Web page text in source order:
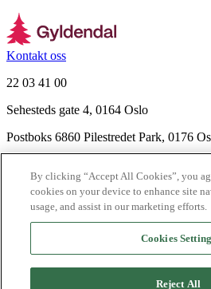
Kontakt oss
22 03 41 00
Sehesteds gate 4, 0164 Oslo
Postboks 6860 Pilestredet Park, 0176
Nyhetsbrev
Ledige stillinger
Send inn manus
By clicking “Accept All Cookies”, you
cookies on your device to enhance site
usage, and assist in our marketing efforts.
Cookies
Reject All